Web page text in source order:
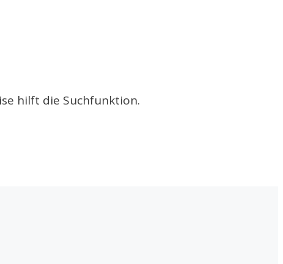
hilft die Suchfunktion.